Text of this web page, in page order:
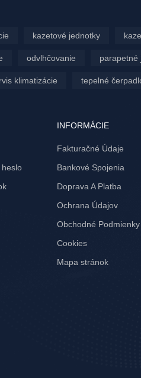
kazetové jednotky
odvlhčovanie parapetné
klimatizácie tepelné
INFORMÁCIE
Fakturačné Údaje
Bankové Spojenia
Doprava A Platba
Ochrana Údajov
Obchodné Podmienky
Cookies
Mapa stránok